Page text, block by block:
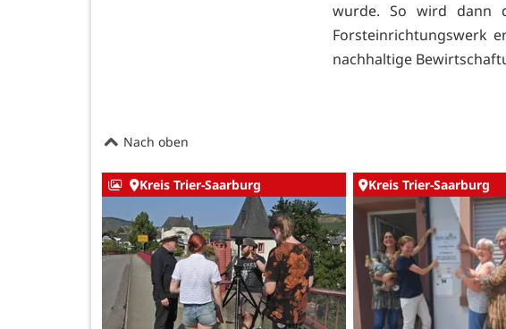
wurde. So wird dann
Forsteinrichtungswerk
nachhaltige
Nach oben
Kreis Trier-Saarburg Kreis Trier-Saarburg